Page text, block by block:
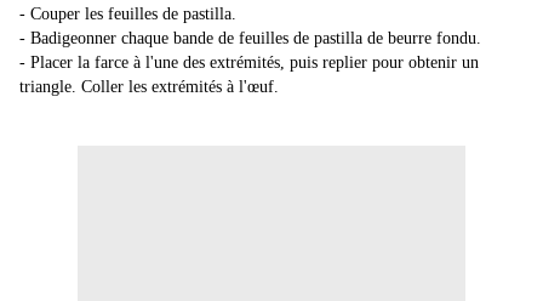
- Couper les feuilles de pastilla.
- Badigeonner chaque bande de feuilles de pastilla de beurre fondu.
- Placer la farce à l'une des extrémités, puis replier pour obtenir un
triangle. Coller les extrémités à l'œuf.